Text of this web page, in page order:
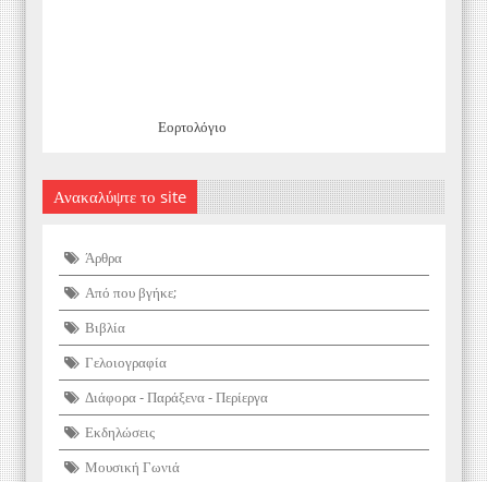
Εορτολόγιο
Ανακαλύψτε το site
Άρθρα
Από που βγήκε;
Βιβλία
Γελοιογραφία
Διάφορα - Παράξενα - Περίεργα
Εκδηλώσεις
Μουσική Γωνιά